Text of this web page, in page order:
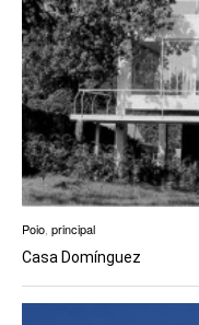
Poio, principal
Casa Domínguez